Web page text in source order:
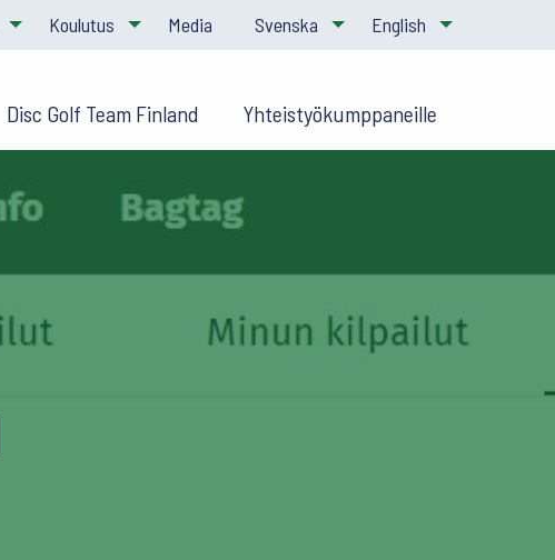
Koulutus Media Svenska English
Disc Golf Team Finland Yhteistyökumppaneille